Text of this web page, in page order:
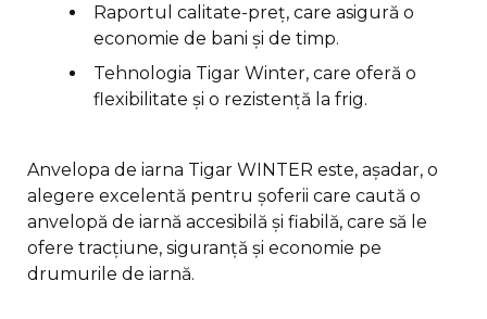
Raportul calitate-preț, care asigură o
economie de bani și de timp.
Tehnologia Tigar Winter, care oferă o
flexibilitate și o rezistență la frig.
Anvelopa de iarna Tigar WINTER este, așadar, o
alegere excelentă pentru șoferii care caută o
anvelopă de iarnă accesibilă și fiabilă, care să le
ofere tracțiune, siguranță și economie pe
drumurile de iarnă.